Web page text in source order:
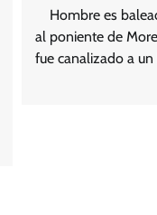
Hombre es
al poniente de
fue canalizado a